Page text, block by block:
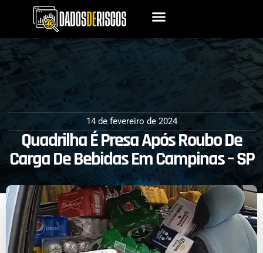
14 de fevereiro de 2024
Quadrilha É Presa Após Roubo De
Carga De Bebidas Em Campinas – SP